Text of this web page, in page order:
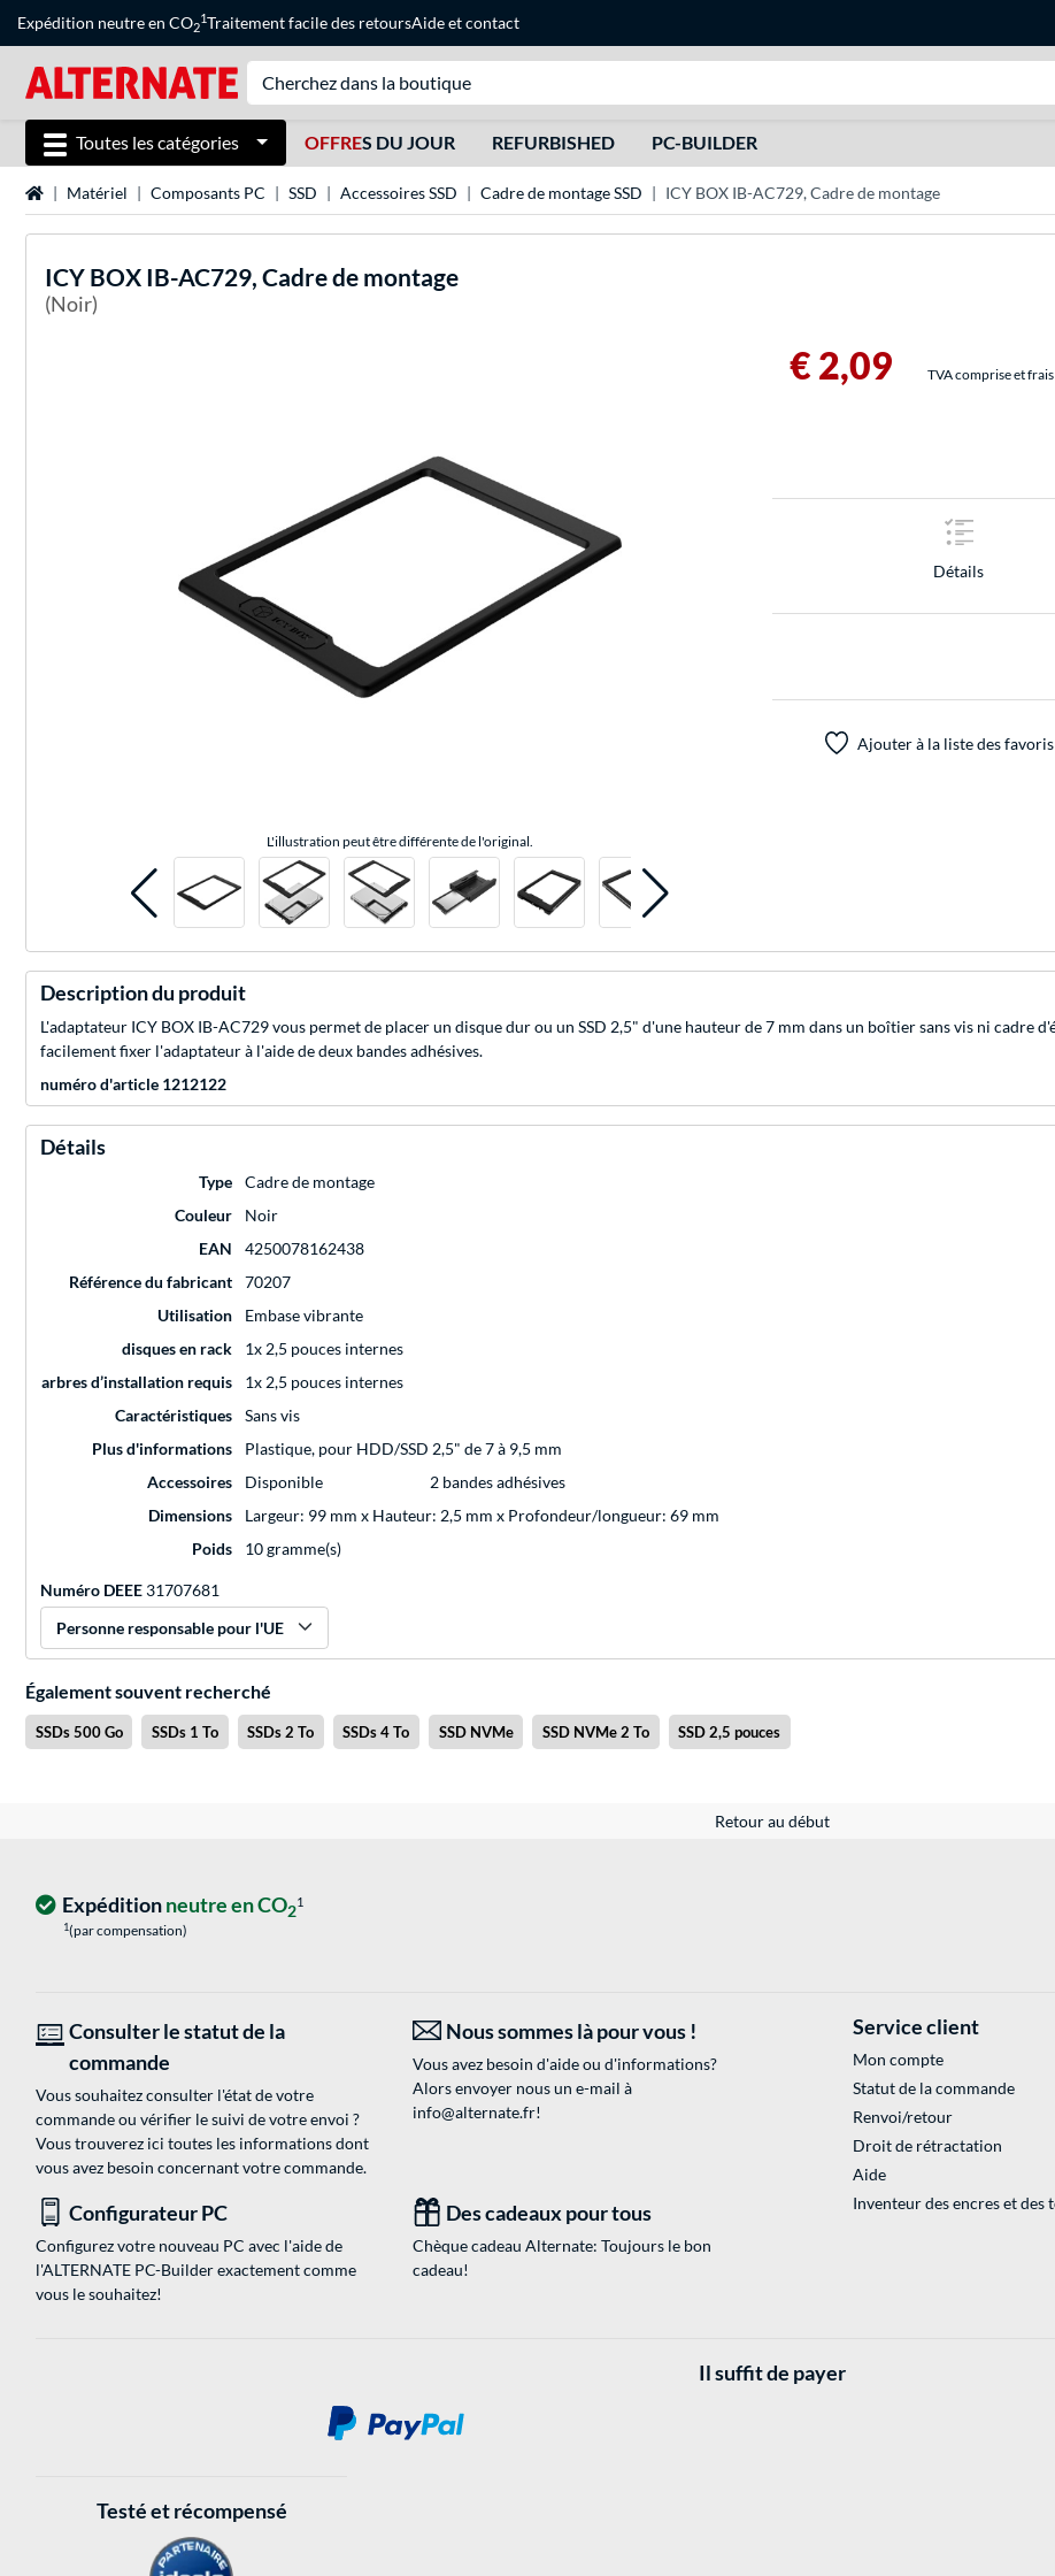
Expédition neutre en CO2
1Traitement facile des retoursAideetcontact
Toutes les catégories OFFRES DU JOUR REFURBISHED PC-BUILDER
Page d'accueil
Matériel Composants PC SSD Accessoires SSD Cadre de montage SSD ICY BOX IB-AC729, Cadre de montage
ICY BOX IB-AC729, Cadre de montage
(Noir)
L'illustration peut être différente de l'original.
€ 2,09 TVA comprise et
Détails
Ajouter à la liste des favoris
Description du produit
L'adaptateur ICY BOX IB-AC729 vous permet de placer un disque dur ou un SSD 2,5" d'une hauteur de 7 mm dans un boîtier sans vis ni cadre
facilement fixer l'adaptateur à l'aide de deux bandes adhésives.
numéro d'article 1212122
Détails
Type
Cadre de montage
Couleur
Noir
EAN
4250078162438
Référence du fabricant
70207
Utilisation
Embase vibrante
disques en rack
1x 2,5 pouces internes
arbres d’installation requis
1x 2,5 pouces internes
Caractéristiques
Sans vis
Plus d'informations
Plastique, pour HDD/SSD 2,5" de 7 à 9,5 mm
Accessoires
Disponible
2 bandes adhésives
Dimensions
Largeur: 99 mm x Hauteur: 2,5 mm x Profondeur/longueur: 69 mm
Poids
10 gramme(s)
Numéro DEEE 31707681
Personne responsable pour l'UE
Également souvent recherché
SSDs 500 Go SSDs 1 To SSDs 2 To SSDs 4 To SSD NVMe SSD NVMe 2 To SSD 2,5 pouces
Retour au début
Expéditionneutre en CO21
1(par compensation)
Consulter le statut de la
commande
Vous souhaitez consulter l'état de votre
commande ou vérifier le suivi de votre envoi ?
Vous trouverez ici toutes les informations dont
vous avez besoin concernant votre commande.
Nous sommes là pour vous !
Vous avez besoin d'aide ou d'informations?
Alors envoyer nous un e-mail à
info@alternate.fr!
Configurateur PC
Configurez votre nouveau PC avec l'aide de
l'ALTERNATE PC-Builder exactement comme
vous le souhaitez!
Des cadeaux pour tous
Chèque cadeau Alternate: Toujours le bon
cadeau!
Service client
Mon compte
Statut de la commande
Renvoi/retour
Droit de rétractation
Aide
Inventeur des encres et des
Il suffit de payer
Testé et récompensé